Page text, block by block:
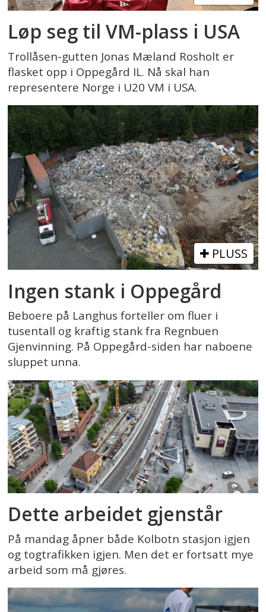
Løp seg til VM-plass i USA
Trollåsen-gutten Jonas Mæland Rosholt er
flasket opp i Oppegård IL. Nå skal han
representere Norge i U20 VM i USA.
PLUSS
Ingen stank i Oppegård
Beboere på Langhus forteller om fluer i
tusentall og kraftig stank fra Regnbuen
Gjenvinning. På Oppegård-siden har naboene
sluppet unna.
Dette arbeidet gjenstår
På mandag åpner både Kolbotn stasjon igjen
og togtrafikken igjen. Men det er fortsatt mye
arbeid som må gjøres.